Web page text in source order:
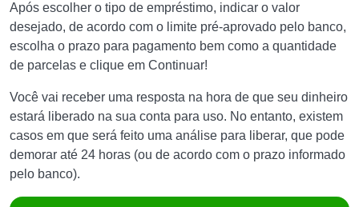
Após escolher o tipo de empréstimo, indicar o valor
desejado, de acordo com o limite pré-aprovado pelo banco,
escolha o prazo para pagamento bem como a quantidade
de parcelas e clique em Continuar!
Você vai receber uma resposta na hora de que seu dinheiro
estará liberado na sua conta para uso. No entanto, existem
casos em que será feito uma análise para liberar, que pode
demorar até 24 horas (ou de acordo com o prazo informado
pelo banco).